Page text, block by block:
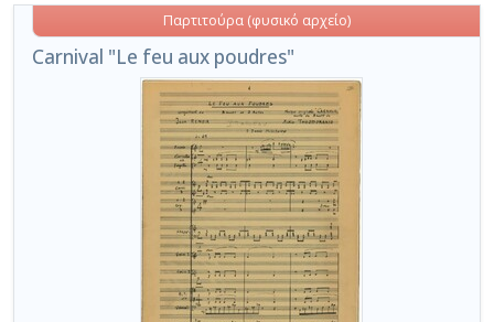
Carnival "Le feu aux poudres"
Παρτιτούρα (φυσικό αρχείο)